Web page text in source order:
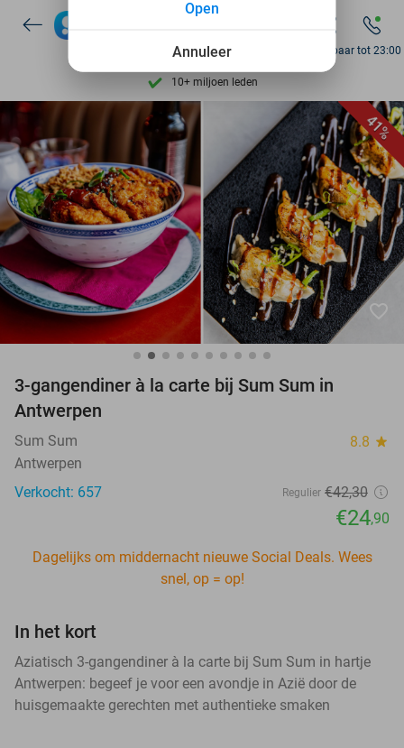
7 dagen per week beschikbaar
10+ miljoen leden
9,4 op basis van
Ontdek 15.000+ deals
7 dagen per week beschikbaar
10+ miljoen leden
Bereikbaar tot 23:00
41%
favorite_border
3-gangendiner à la carte bij Sum Sum in
Antwerpen
Sum Sum 8.8 star
Antwerpen
Verkocht: 657
Regulier €42,30
€24,90
Dagelijks om middernacht nieuwe Social Deals. Wees
snel, op = op!
In het kort
Aziatisch 3-gangendiner à la carte bij Sum Sum in hartje
Antwerpen: begeef je voor een avondje in Azië door de
huisgemaakte gerechten met authentieke smaken
Annuleer
Open